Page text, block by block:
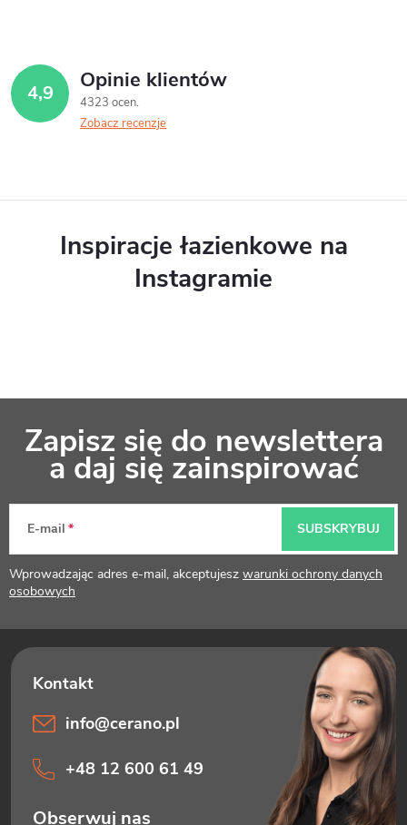
4,9 Opinie klientów
4323 ocen
Zobacz recenzje
Inspiracje łazienkowe na
Instagramie
k
a
Zapisz się do newslettera
a daj się zainspirować
E-mail
Wprowadzając adres e-mail, akceptujesz warunki ochrony danych
osobowych
SUBSKRYBUJ
info@cerano.pl
+48 12 600 61 49